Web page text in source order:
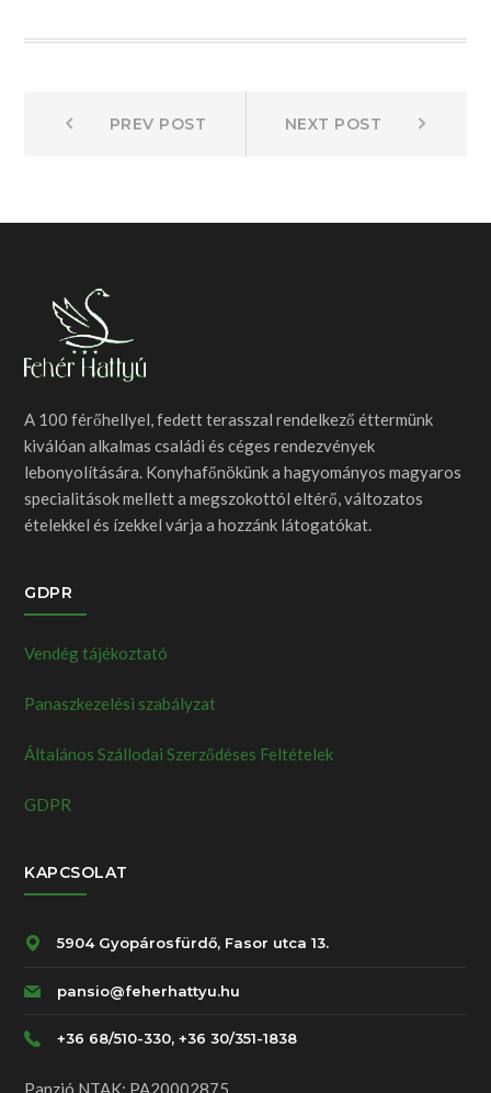
Bejegyzés
PREV POST NEXT POST
A 100 férőhellyel, fedett terasszal rendelkező éttermünk
kiválóan alkalmas családi és céges rendezvények
lebonyolítására. Konyhafőnökünk a hagyományos magyaros
specialitások mellett a megszokottól eltérő, változatos
ételekkel és ízekkel várja a hozzánk látogatókat.
GDPR
Vendég tájékoztató
Panaszkezelési szabályzat
Általános Szállodai Szerződéses Feltételek
GDPR
KAPCSOLAT
5904 Gyopárosfürdő, Fasor utca 13.
pansio@feherhattyu.hu
+36 68/510-330, +36 30/351-1838
Panzió NTAK: PA20002875